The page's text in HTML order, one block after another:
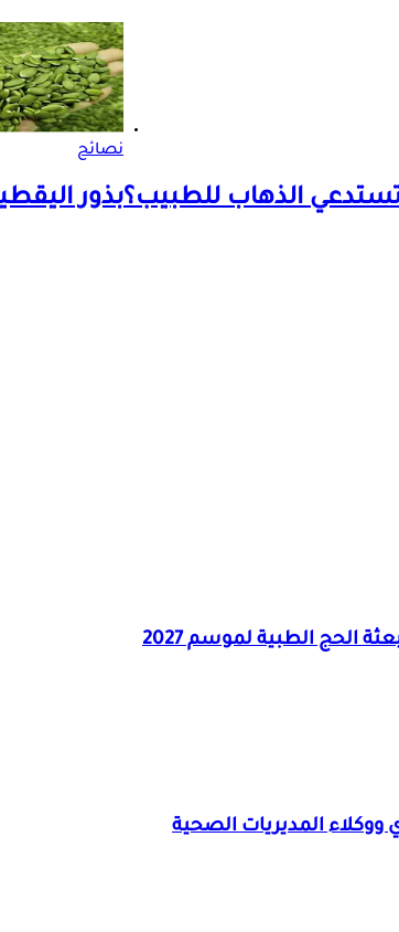
تستدعي الذهاب للطبيب؟
نصائح
بذور
الحج الطبية لموسم 2027
ووكلاء المديريات الصحية